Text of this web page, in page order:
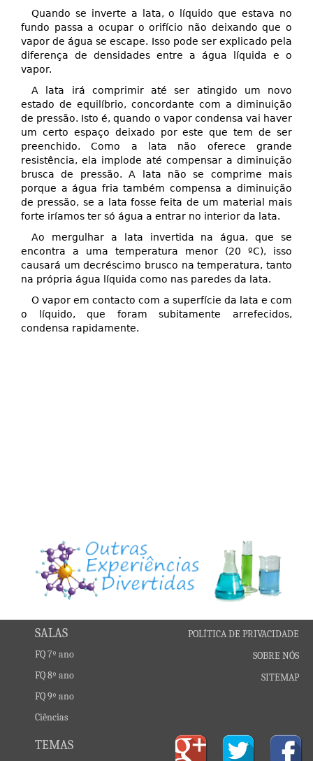
Quando se inverte a lata, o líquido que estava no
fundo passa a ocupar o orifício não deixando que o
vapor de água se escape. Isso pode ser explicado pela
diferença de densidades entre a água líquida e o
vapor.
A lata irá comprimir até ser atingido um novo
estado de equilíbrio, concordante com a diminuição
de pressão. Isto é, quando o vapor condensa vai haver
um certo espaço deixado por este que tem de ser
preenchido. Como a lata não oferece grande
resistência, ela implode até compensar a diminuição
brusca de pressão. A lata não se comprime mais
porque a água fria também compensa a diminuição
de pressão, se a lata fosse feita de um material mais
forte iríamos ter só água a entrar no interior da lata.
Ao mergulhar a lata invertida na água, que se
encontra a uma temperatura menor (20 ºC), isso
causará um decréscimo brusco na temperatura, tanto
na própria água líquida como nas paredes da lata.
O vapor em contacto com a superfície da lata e com
o líquido, que foram subitamente arrefecidos,
condensa rapidamente.
SALAS
FQ 7º ano
FQ 8º ano
FQ 9º ano
Ciências
TEMAS
POLÍTICA DE PRIVACIDADE
SOBRE NÓS
SITEMAP